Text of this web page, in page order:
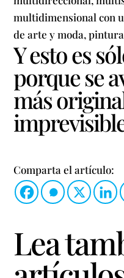
multidimensional con
de arte y moda,
Y esto es
porque se
más
Comparta el artículo:
Lea